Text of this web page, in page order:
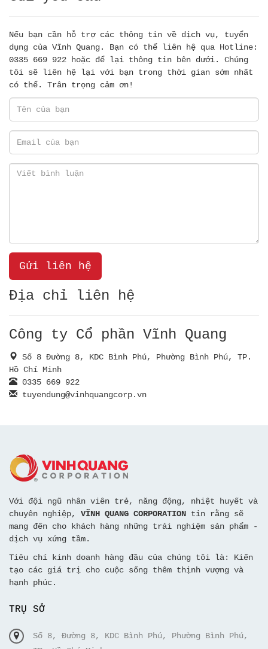
Nếu bạn cần hỗ trợ các thông tin về dịch vụ, tuyển
dụng của Vĩnh Quang. Bạn có thể liên hệ qua Hotline:
0335 669 922 hoặc để lại thông tin bên dưới. Chúng
tôi sẽ liên hệ lại với bạn trong thời gian sớm nhất
có thể. Trân trọng cảm ơn!
Tên
Email
Nội
Địa chỉ liên hệ
Công ty Cổ phần Vĩnh Quang
ㅤSố 8 Đường 8, KDC Bình Phú, Phường Bình Phú, TP.
Hồ Chí Minh
ㅤ0335 669 922
ㅤtuyendung@vinhquangcorp.vn
Với đội ngũ nhân viên trẻ, năng động, nhiệt huyết và
chuyên nghiệp, VĨNH QUANG CORPORATION tin rằng sẽ
mang đến cho khách hàng những trải nghiệm sản phẩm -
dịch vụ xứng tầm.
Tiêu chí kinh doanh hàng đầu của chúng tôi là: Kiến
tạo các giá trị cho cuộc sống thêm thịnh vượng và
hạnh phúc.
TRỤ SỞ
Số 8, Đường 8, KDC Bình Phú, Phường Bình Phú,